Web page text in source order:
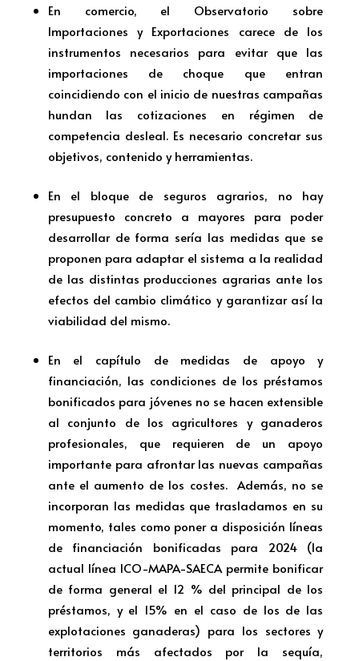
En comercio, el Observatorio sobre
Importaciones y Exportaciones carece de los
instrumentos necesarios para evitar que las
importaciones de choque que entran
coincidiendo con el inicio de nuestras campañas
hundan las cotizaciones en régimen de
competencia desleal. Es necesario concretar sus
objetivos, contenido y herramientas.
En el bloque de seguros agrarios, no hay
presupuesto concreto a mayores para poder
desarrollar de forma sería las medidas que se
proponen para adaptar el sistema a la realidad
de las distintas producciones agrarias ante los
efectos del cambio climático y garantizar así la
viabilidad del mismo.
En el capítulo de medidas de apoyo y
financiación, las condiciones de los préstamos
bonificados para jóvenes no se hacen extensible
al conjunto de los agricultores y ganaderos
profesionales, que requieren de un apoyo
importante para afrontar las nuevas campañas
ante el aumento de los costes. Además, no se
incorporan las medidas que trasladamos en su
momento, tales como poner a disposición líneas
de financiación bonificadas para 2024 (la
actual línea ICO-MAPA-SAECA permite bonificar
de forma general el 12 % del principal de los
préstamos, y el 15% en el caso de los de las
explotaciones ganaderas) para los sectores y
territorios más afectados por la sequía,